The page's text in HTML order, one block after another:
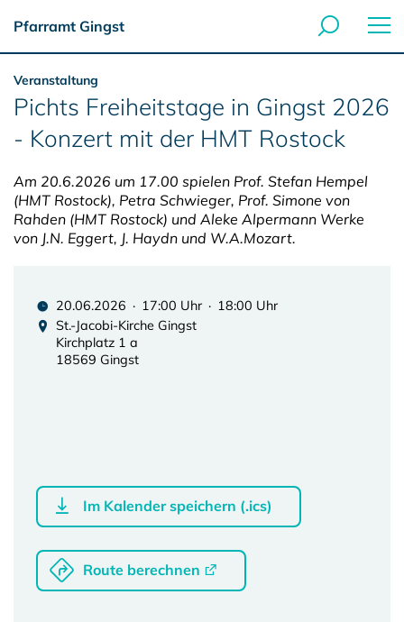
Pfarramt Gingst
Veranstaltung
Pichts Freiheitstage in Gingst 2026
- Konzert mit der HMT Rostock
Am 20.6.2026 um 17.00 spielen Prof. Stefan Hempel
(HMT Rostock), Petra Schwieger, Prof. Simone von
Rahden (HMT Rostock) und Aleke Alpermann Werke
von J.N. Eggert, J. Haydn und W.A.Mozart.
20.06.2026 · 17:00 Uhr · 18:00 Uhr
St.-Jacobi-Kirche Gingst
Kirchplatz 1 a
18569 Gingst
Im Kalender speichern (.ics)
Route berechnen